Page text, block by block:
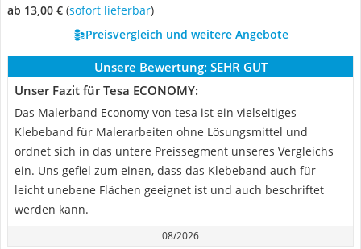
ab 13,00 € ( Sofort lieferbar)
Preisvergleich und weitere Angebote
Unsere Bewertung: SEHR GUT
Unser Fazit für Tesa ECONOMY:
Das Malerband Economy von tesa ist ein vielseitiges
Klebeband für Malerarbeiten ohne Lösungsmittel und
ordnet sich in das untere Preissegment unseres Vergleichs
ein. Uns gefiel zum einen, dass das Klebeband auch für
leicht unebene Flächen geeignet ist und auch beschriftet
werden kann.
08/2026